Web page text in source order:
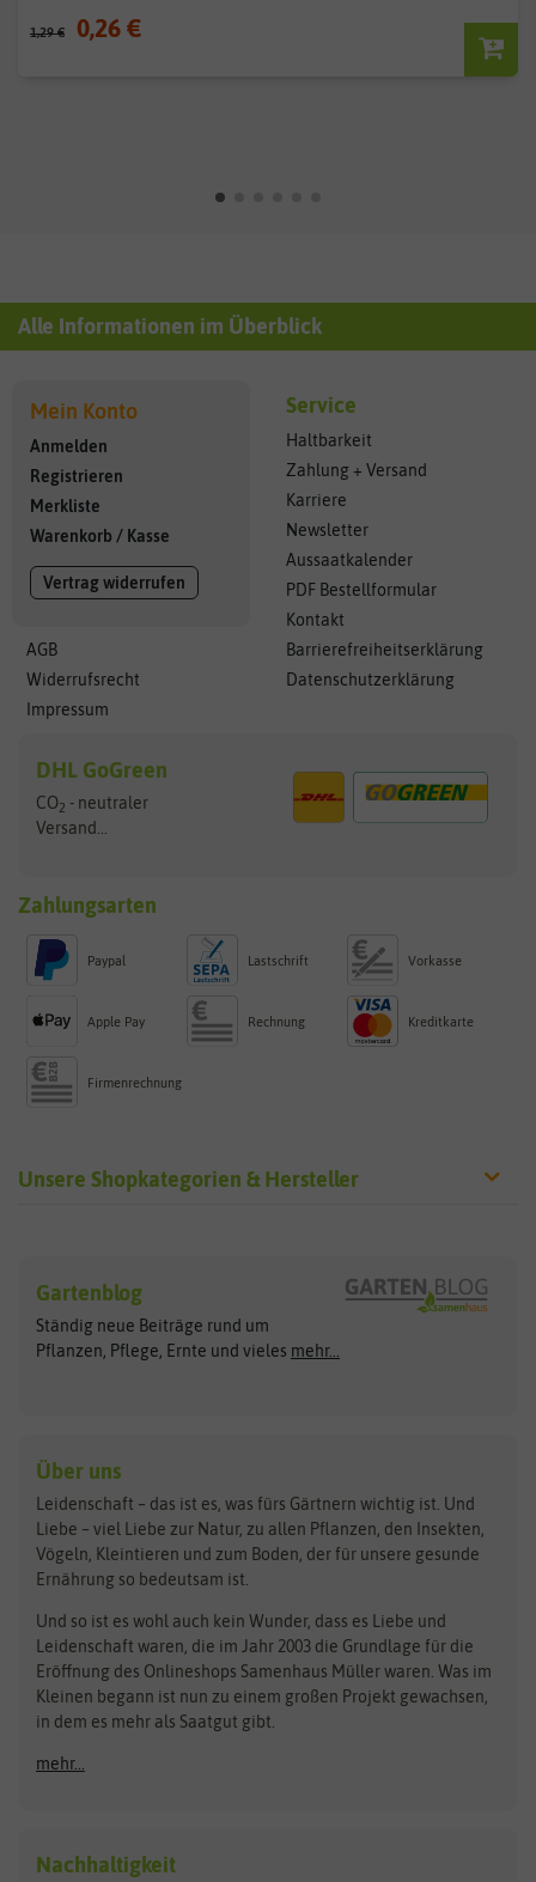
1,29 € 0,26 €
Alle Informationen im Überblick
Mein Konto
Anmelden
Registrieren
Merkliste
Warenkorb / Kasse
Vertrag widerrufen
AGB
Widerrufsrecht
Impressum
Service
Haltbarkeit
Zahlung + Versand
Karriere
Newsletter
Aussaatkalender
PDF Bestellformular
Kontakt
Barrierefreiheitserklärung
Datenschutzerklärung
DHL GoGreen
CO2 - neutraler
Versand...
Zahlungsarten
Paypal Lastschrift Vorkasse
Apple Pay Rechnung Kreditkarte
Firmenrechnung
Unsere Shopkategorien & Hersteller
Exotische Samen
Gemüsesamen
Gründünger
Kräutersamen
Obstsamen
Pilzbrut
Rasensamen
Steckzwiebeln
Zimmer & Kübelpflanzen
Kataloge
Schnäppchen
Anzucht & Gartenzubehör
Anzuchtschalen
Heizmatte & Heizkabel
Arche Noah
ASB Greenworld
Benary
Bingenheimer Saatgut
Bionana
BIOWOL
Blumicorn
Bûten Birds
Carl Pabst
Clever Pots
COMPO
Dürr-Samen
Feldsaaten Freudenberger
Fertil
Flora Elite
Gartenblog
Ständig neue Beiträge rund um
Pflanzen, Pflege, Ernte und vieles mehr...
Über uns
Leidenschaft – das ist es, was fürs Gärtnern wichtig ist. Und
Liebe – viel Liebe zur Natur, zu allen Pflanzen, den Insekten,
Vögeln, Kleintieren und zum Boden, der für unsere gesunde
Ernährung so bedeutsam ist.
Und so ist es wohl auch kein Wunder, dass es Liebe und
Leidenschaft waren, die im Jahr 2003 die Grundlage für die
Eröffnung des Onlineshops Samenhaus Müller waren. Was im
Kleinen begann ist nun zu einem großen Projekt gewachsen,
in dem es mehr als Saatgut gibt.
mehr...
Nachhaltigkeit